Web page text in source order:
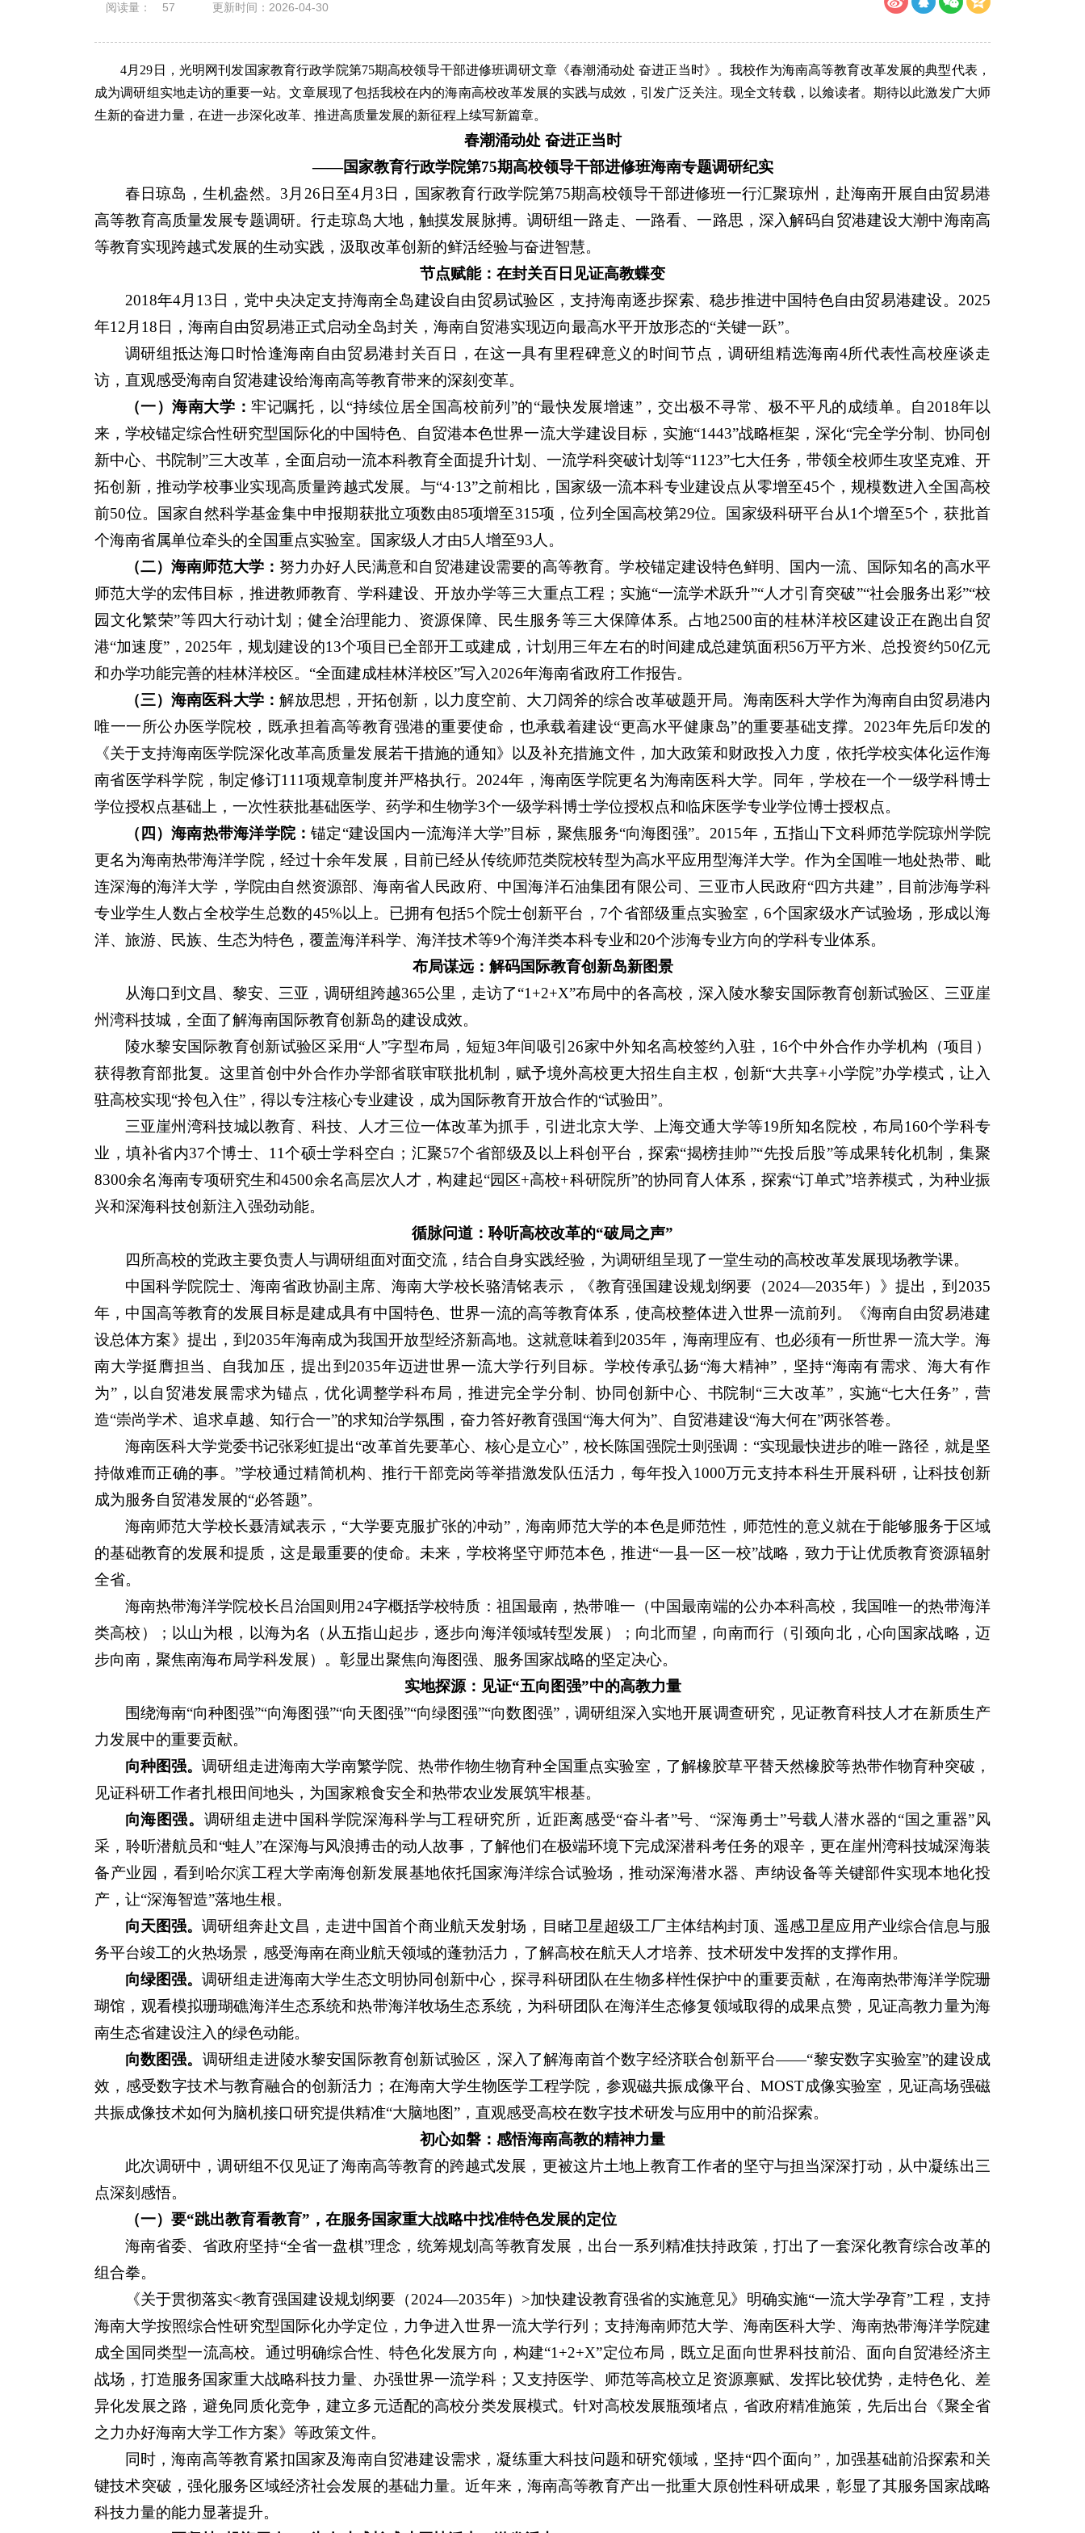
阅读量： 57 更新时间：2026-04-30
4月29日，光明网刊发国家教育行政学院第75期高校领导干部进修班调研文章《春潮涌动处 奋进正当时》。我校作为海南高等教育改革发展的典型代表，
成为调研组实地走访的重要一站。文章展现了包括我校在内的海南高校改革发展的实践与成效，引发广泛关注。现全文转载，以飨读者。期待以此激发广大师
生新的奋进力量，在进一步深化改革、推进高质量发展的新征程上续写新篇章。
春潮涌动处 奋进正当时
——国家教育行政学院第75期高校领导干部进修班海南专题调研纪实
春日琼岛，生机盎然。3月26日至4月3日，国家教育行政学院第75期高校领导干部进修班一行汇聚琼州，赴海南开展自由贸易港
高等教育高质量发展专题调研。行走琼岛大地，触摸发展脉搏。调研组一路走、一路看、一路思，深入解码自贸港建设大潮中海南高
等教育实现跨越式发展的生动实践，汲取改革创新的鲜活经验与奋进智慧。
节点赋能：在封关百日见证高教蝶变
2018年4月13日，党中央决定支持海南全岛建设自由贸易试验区，支持海南逐步探索、稳步推进中国特色自由贸易港建设。2025
年12月18日，海南自由贸易港正式启动全岛封关，海南自贸港实现迈向最高水平开放形态的“关键一跃”。
调研组抵达海口时恰逢海南自由贸易港封关百日，在这一具有里程碑意义的时间节点，调研组精选海南4所代表性高校座谈走
访，直观感受海南自贸港建设给海南高等教育带来的深刻变革。
（一）海南大学：牢记嘱托，以“持续位居全国高校前列”的“最快发展增速”，交出极不寻常、极不平凡的成绩单。自2018年以
来，学校锚定综合性研究型国际化的中国特色、自贸港本色世界一流大学建设目标，实施“1443”战略框架，深化“完全学分制、协同创
新中心、书院制”三大改革，全面启动一流本科教育全面提升计划、一流学科突破计划等“1123”七大任务，带领全校师生攻坚克难、开
拓创新，推动学校事业实现高质量跨越式发展。与“4·13”之前相比，国家级一流本科专业建设点从零增至45个，规模数进入全国高校
前50位。国家自然科学基金集中申报期获批立项数由85项增至315项，位列全国高校第29位。国家级科研平台从1个增至5个，获批首
个海南省属单位牵头的全国重点实验室。国家级人才由5人增至93人。
（二）海南师范大学： 努力办好人民满意和自贸港建设需要的高等教育。学校锚定建设特色鲜明、国内一流、国际知名的高水平
师范大学的宏伟目标，推进教师教育、学科建设、开放办学等三大重点工程；实施“一流学术跃升”“人才引育突破”“社会服务出彩”“校
园文化繁荣”等四大行动计划；健全治理能力、资源保障、民生服务等三大保障体系。占地2500亩的桂林洋校区建设正在跑出自贸
港“加速度”，2025年，规划建设的13个项目已全部开工或建成，计划用三年左右的时间建成总建筑面积56万平方米、总投资约50亿元
和办学功能完善的桂林洋校区。“全面建成桂林洋校区”写入2026年海南省政府工作报告。
（三）海南医科大学：解放思想，开拓创新，以力度空前、大刀阔斧的综合改革破题开局。海南医科大学作为海南自由贸易港内
唯一一所公办医学院校，既承担着高等教育强港的重要使命，也承载着建设“更高水平健康岛”的重要基础支撑。2023年先后印发的
《关于支持海南医学院深化改革高质量发展若干措施的通知》以及补充措施文件，加大政策和财政投入力度，依托学校实体化运作海
南省医学科学院，制定修订111项规章制度并严格执行。2024年，海南医学院更名为海南医科大学。同年，学校在一个一级学科博士
学位授权点基础上，一次性获批基础医学、药学和生物学3个一级学科博士学位授权点和临床医学专业学位博士授权点。
（四）海南热带海洋学院：锚定“建设国内一流海洋大学”目标，聚焦服务“向海图强”。2015年，五指山下文科师范学院琼州学院
更名为海南热带海洋学院，经过十余年发展，目前已经从传统师范类院校转型为高水平应用型海洋大学。作为全国唯一地处热带、毗
连深海的海洋大学，学院由自然资源部、海南省人民政府、中国海洋石油集团有限公司、三亚市人民政府“四方共建”，目前涉海学科
专业学生人数占全校学生总数的45%以上。已拥有包括5个院士创新平台，7个省部级重点实验室，6个国家级水产试验场，形成以海
洋、旅游、民族、生态为特色，覆盖海洋科学、海洋技术等9个海洋类本科专业和20个涉海专业方向的学科专业体系。
布局谋远：解码国际教育创新岛新图景
从海口到文昌、黎安、三亚，调研组跨越365公里，走访了“1+2+X”布局中的各高校，深入陵水黎安国际教育创新试验区、三亚崖
州湾科技城，全面了解海南国际教育创新岛的建设成效。
陵水黎安国际教育创新试验区采用“人”字型布局，短短3年间吸引26家中外知名高校签约入驻，16个中外合作办学机构（项目）
获得教育部批复。这里首创中外合作办学部省联审联批机制，赋予境外高校更大招生自主权，创新“大共享+小学院”办学模式，让入
驻高校实现“拎包入住”，得以专注核心专业建设，成为国际教育开放合作的“试验田”。
三亚崖州湾科技城以教育、科技、人才三位一体改革为抓手，引进北京大学、上海交通大学等19所知名院校，布局160个学科专
业，填补省内37个博士、11个硕士学科空白；汇聚57个省部级及以上科创平台，探索“揭榜挂帅”“先投后股”等成果转化机制，集聚
8300余名海南专项研究生和4500余名高层次人才，构建起“园区+高校+科研院所”的协同育人体系，探索“订单式”培养模式，为种业振
兴和深海科技创新注入强劲动能。
循脉问道：聆听高校改革的“破局之声”
四所高校的党政主要负责人与调研组面对面交流，结合自身实践经验，为调研组呈现了一堂生动的高校改革发展现场教学课。
中国科学院院士、海南省政协副主席、海南大学校长骆清铭表示，《教育强国建设规划纲要（2024—2035年）》提出，到2035
年，中国高等教育的发展目标是‌建成具有中国特色、世界一流的高等教育体系‌，使高校整体进入‌世界一流前列‌。《海南自由贸易港建
设总体方案》提出，到2035年海南成为我国开放型经济新高地。这就意味着到2035年，海南理应有、也必须有一所世界一流大学。海
南大学挺膺担当、自我加压，提出到2035年迈进世界一流大学行列目标。学校传承弘扬“海大精神”，坚持“海南有需求、海大有作
为”，以自贸港发展需求为锚点，优化调整学科布局，推进完全学分制、协同创新中心、书院制“三大改革”，实施“七大任务”，营
造“崇尚学术、追求卓越、知行合一”的求知治学氛围，奋力答好教育强国“海大何为”、自贸港建设“海大何在”两张答卷。
海南医科大学党委书记张彩虹提出“改革首先要革心、核心是立心”，校长陈国强院士则强调：“实现最快进步的唯一路径，就是坚
持做难而正确的事。”学校通过精简机构、推行干部竞岗等举措激发队伍活力，每年投入1000万元支持本科生开展科研，让科技创新
成为服务自贸港发展的“必答题”。
海南师范大学校长聂清斌表示，“大学要克服扩张的冲动”，海南师范大学的本色是师范性，师范性的意义就在于能够服务于区域
的基础教育的发展和提质，这是最重要的使命。未来，学校将坚守师范本色，推进“一县一区一校”战略，致力于让优质教育资源辐射
全省。
海南热带海洋学院校长吕治国则用24字概括学校特质：祖国最南，热带唯一（中国最南端的公办本科高校，我国唯一的热带海洋
类高校）；以山为根，以海为名（从五指山起步，逐步向海洋领域转型发展）；向北而望，向南而行（引颈向北，心向国家战略，迈
步向南，聚焦南海布局学科发展）。彰显出聚焦向海图强、服务国家战略的坚定决心。
实地探源：见证“五向图强”中的高教力量
围绕海南“向种图强”“向海图强”“向天图强”“向绿图强”“向数图强”，调研组深入实地开展调查研究，见证教育科技人才在新质生产
力发展中的重要贡献。
向种图强。调研组走进海南大学南繁学院、热带作物生物育种全国重点实验室，了解橡胶草平替天然橡胶等热带作物育种突破，
见证科研工作者扎根田间地头，为国家粮食安全和热带农业发展筑牢根基。
向海图强。 调研组走进中国科学院深海科学与工程研究所，近距离感受“奋斗者”号、“深海勇士”号载人潜水器的“国之重器”风
采，聆听潜航员和“蛙人”在深海与风浪搏击的动人故事，了解他们在极端环境下完成深潜科考任务的艰辛，更在崖州湾科技城深海装
备产业园，看到哈尔滨工程大学南海创新发展基地依托国家海洋综合试验场，推动深海潜水器、声纳设备等关键部件实现本地化投
产，让“深海智造”落地生根。
向天图强。调研组奔赴文昌，走进中国首个商业航天发射场，目睹卫星超级工厂主体结构封顶、遥感卫星应用产业综合信息与服
务平台竣工的火热场景，感受海南在商业航天领域的蓬勃活力，了解高校在航天人才培养、技术研发中发挥的支撑作用。
向绿图强。调研组走进海南大学生态文明协同创新中心，探寻科研团队在生物多样性保护中的重要贡献，在海南热带海洋学院珊
瑚馆，观看模拟珊瑚礁海洋生态系统和热带海洋牧场生态系统，为科研团队在海洋生态修复领域取得的成果点赞，见证高教力量为海
南生态省建设注入的绿色动能。
向数图强。 调研组走进陵水黎安国际教育创新试验区，深入了解海南首个数字经济联合创新平台——“黎安数字实验室”的建设成
效，感受数字技术与教育融合的创新活力；在海南大学生物医学工程学院，参观磁共振成像平台、MOST成像实验室，见证高场强磁
共振成像技术如何为脑机接口研究提供精准“大脑地图”，直观感受高校在数字技术研发与应用中的前沿探索。
初心如磐：感悟海南高教的精神力量
此次调研中，调研组不仅见证了海南高等教育的跨越式发展，更被这片土地上教育工作者的坚守与担当深深打动，从中凝练出三
点深刻感悟。
（一）要“跳出教育看教育”，在服务国家重大战略中找准特色发展的定位
海南省委、省政府坚持“全省一盘棋”理念，统筹规划高等教育发展，出台一系列精准扶持政策，打出了一套深化教育综合改革的
组合拳。
《关于贯彻落实<教育强国建设规划纲要（2024—2035年）>加快建设教育强省的实施意见》明确实施“一流大学孕育”工程，支持
海南大学按照综合性研究型国际化办学定位，力争进入世界一流大学行列；支持海南师范大学、海南医科大学、海南热带海洋学院建
成全国同类型一流高校。通过明确综合性、特色化发展方向，构建“1+2+X”定位布局，既立足面向世界科技前沿、面向自贸港经济主
战场，打造服务国家重大战略科技力量、办强世界一流学科；又支持医学、师范等高校立足资源禀赋、发挥比较优势，走特色化、差
异化发展之路，避免同质化竞争，建立多元适配的高校分类发展模式。针对高校发展瓶颈堵点，省政府精准施策，先后出台《聚全省
之力办好海南大学工作方案》等政策文件。
同时，海南高等教育紧扣国家及海南自贸港建设需求，凝练重大科技问题和研究领域，坚持“四个面向”，加强基础前沿探索和关
键技术突破，强化服务区域经济社会发展的基础力量。近年来，海南高等教育产出一批重大原创性科研成果，彰显了其服务国家战略
科技力量的能力显著提升。